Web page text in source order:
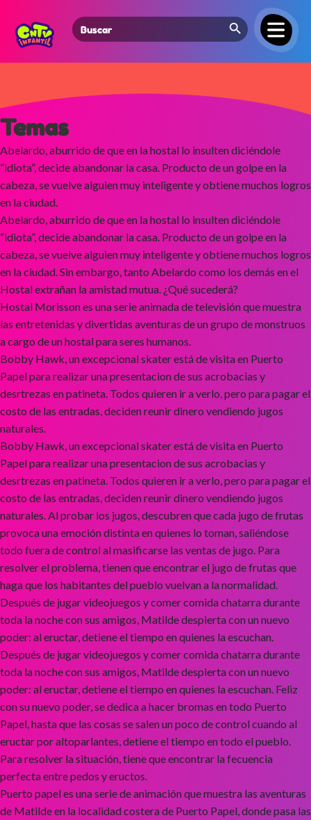
Search
for:
Search Button
Temas
Abelardo, aburrido de que en la hostal lo insulten diciéndole
“idiota”, decide abandonar la casa. Producto de un golpe en la
cabeza, se vuelve alguien muy inteligente y obtiene muchos logros
en la ciudad.
Abelardo, aburrido de que en la hostal lo insulten diciéndole
“idiota”, decide abandonar la casa. Producto de un golpe en la
cabeza, se vuelve alguien muy inteligente y obtiene muchos logros
en la ciudad. Sin embargo, tanto Abelardo como los demás en el
Hostal extrañan la amistad mutua. ¿Qué sucederá?
Hostal Morisson es una serie animada de televisión que muestra
las entretenidas y divertidas aventuras de un grupo de monstruos
a cargo de un hostal para seres humanos.
Bobby Hawk, un excepcional skater está de visita en Puerto
Papel para realizar una presentacion de sus acrobacias y
desrtrezas en patineta. Todos quieren ir a verlo, pero para pagar el
costo de las entradas, deciden reunir dinero vendiendo jugos
naturales.
Bobby Hawk, un excepcional skater está de visita en Puerto
Papel para realizar una presentacion de sus acrobacias y
desrtrezas en patineta. Todos quieren ir a verlo, pero para pagar el
costo de las entradas, deciden reunir dinero vendiendo jugos
naturales. Al probar los jugos, descubren que cada jugo de frutas
provoca una emoción distinta en quienes lo toman, saliéndose
todo fuera de control al masificarse las ventas de jugo. Para
resolver el problema, tienen que encontrar el jugo de frutas que
haga que los habitantes del pueblo vuelvan a la normalidad.
Después de jugar videojuegos y comer comida chatarra durante
toda la noche con sus amigos, Matilde despierta con un nuevo
poder: al eructar, detiene el tiempo en quienes la escuchan.
Después de jugar videojuegos y comer comida chatarra durante
toda la noche con sus amigos, Matilde despierta con un nuevo
poder: al eructar, detiene el tiempo en quienes la escuchan. Feliz
con su nuevo poder, se dedica a hacer bromas en todo Puerto
Papel, hasta que las cosas se salen un poco de control cuando al
eructar por altoparlantes, detiene el tiempo en todo el pueblo.
Para resolver la situación, tiene que encontrar la fecuencia
perfecta entre pedos y eructos.
Puerto papel es una serie de animación que muestra las aventuras
de Matilde en la localidad costera de Puerto Papel, donde pasa las